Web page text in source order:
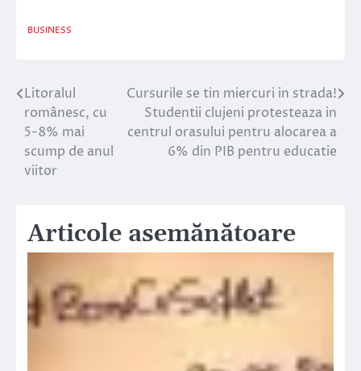
BUSINESS
Navigare
în
articole
Litoralul
românesc, cu
5-8% mai
scump de anul
viitor
Cursurile se tin miercuri in strada!
Studentii clujeni protesteaza in
centrul orasului pentru alocarea a
6% din PIB pentru educatie
Articole asemănătoare